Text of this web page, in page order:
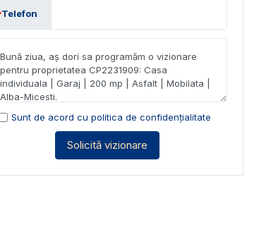
Telefon
Sunt de acord cu politica de confidențialitate
Solicită vizionare